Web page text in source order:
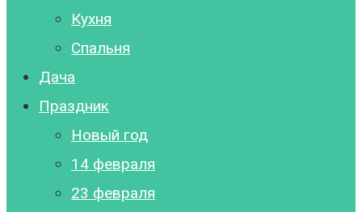
Кухня
Спальня
Дача
Праздник
Новый год
14 февраля
23 февраля